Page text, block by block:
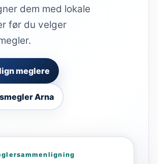
dem med lokale
før du velger
meglere
Arna